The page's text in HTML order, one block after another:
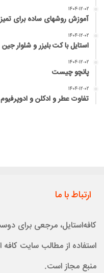
۱۴۰۴-۱۲-۰۲
آموزش روشهای ساده برای
۱۴۰۴-۱۲-۰۲
استایل با کت بلیزر و شلوار جین
۱۴۰۴-۱۲-۰۲
پانچو چیست
۱۴۰۴-۱۲-۰۲
تفاوت عطر و ادکلن و ادوپرفیوم
ارتباط با ما
کافه‌استایل، مرجعی برای
استفاده از مطالب سایت
منبع مجاز است.